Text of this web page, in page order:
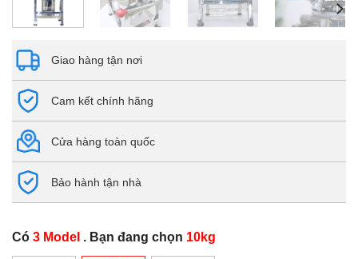
Giao hàng tận nơi
Cam kết chính hãng
Cửa hàng toàn quốc
Bảo hành tận nhà
Có 3 Model . Bạn đang chọn 10kg